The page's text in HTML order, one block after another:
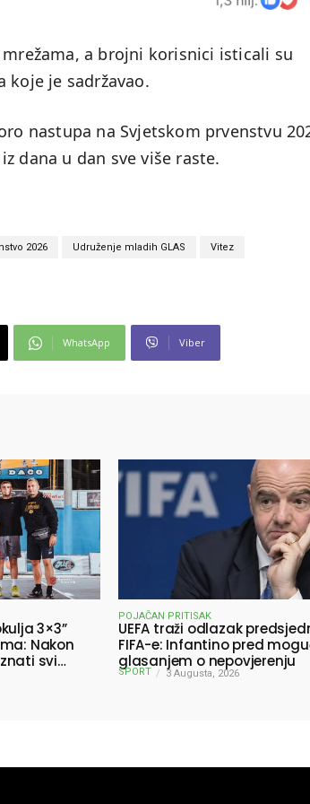
a brojni korisnici isticali su
koje je sadržavao.
nastupa na Svjetskom prvenstvu
dana u dan sve više raste.
2026 Udruženje mladih GLAS Vitez
WhatsApp Viber
3×3”
Nakon
svi
POJAČAN PRITISAK
UEFA traži odlazak
FIFA-e: Infantino pred
glasanjem o nepovjerenju
SPORT 3 Augusta, 2026